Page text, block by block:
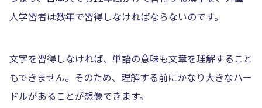
人学習者は数年で習得しなければならないのです。
文字を習得しなければ、単語の意味も文章を理解すること
もできません。そのため、理解する前にかなり大きなハー
ドルがあることが想像できます。